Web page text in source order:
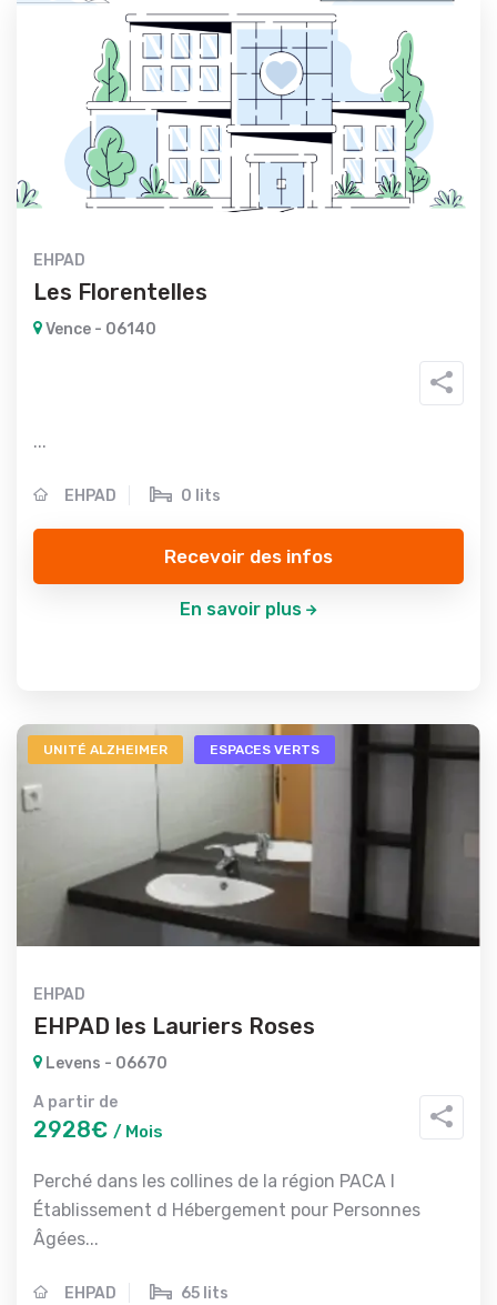
EHPAD
Les Florentelles
Vence - 06140
...
EHPAD 0 lits
Recevoir des infos
En savoir plus
UNITÉ ALZHEIMER ESPACES VERTS
EHPAD
EHPAD les Lauriers Roses
Levens - 06670
A partir de
2928€ / Mois
Perché dans les collines de la région PACA l
Établissement d Hébergement pour Personnes
Âgées...
EHPAD 65 lits